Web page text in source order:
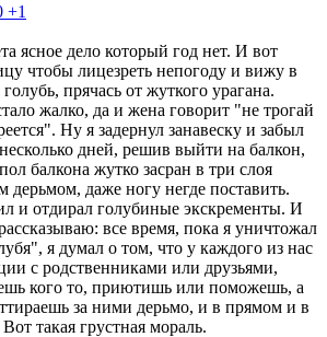
+1
ясное дело который год нет. И вот
чтобы лицезреть непогоду и вижу в
прячась от жуткого урагана.
жалко, да и жена говорит "не трогай
Ну я задернул занавеску и забыл
дней, решив выйти на балкон,
балкона жутко засран в три слоя
даже ногу негде поставить.
и отдирал голубиные экскременты. И
все время, пока я уничтожал
я думал о том, что у каждого из нас
с родственниками или друзьями,
кого то, приютишь или поможешь, а
за ними дерьмо, и в прямом и в
такая грустная мораль.